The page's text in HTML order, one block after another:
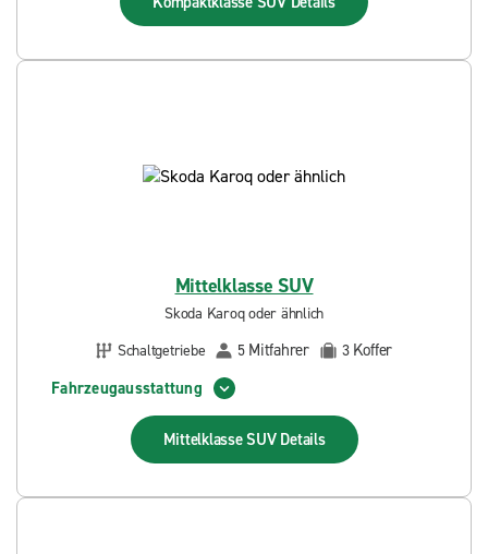
Mittelklasse SUV
Skoda Karoq oder ähnlich
Schaltgetriebe
5 Mitfahrer 3 Koffer
Fahrzeugausstattung
Mittelklasse SUV Details